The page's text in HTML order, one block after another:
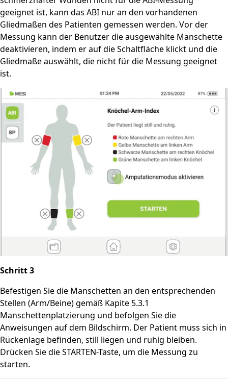
geeignet ist, kann das ABI nur an den vorhandenen
Gliedmaßen des Patienten gemessen werden. Vor der
Messung kann der Benutzer die ausgewählte Manschette
deaktivieren, indem er auf die Schaltfläche klickt und die
Gliedmaße auswählt, die nicht für die Messung geeignet
ist.
Schritt 3
Befestigen Sie die Manschetten an den entsprechenden
Stellen (Arm/Beine) gemäß Kapite 5.3.1
Manschettenplatzierung und befolgen Sie die
Anweisungen auf dem Bildschirm. Der Patient muss sich in
Rückenlage befinden, still liegen und ruhig bleiben.
Drücken Sie die STARTEN-Taste, um die Messung zu
starten.